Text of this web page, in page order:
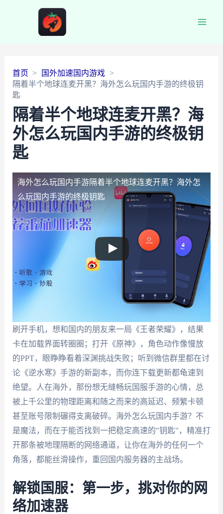
首页
国外加速国内游戏
隔着半个地球连麦开黑？海外怎么玩国内手游的终极钥
匙
隔着半个地球连麦开黑？海
外怎么玩国内手游的终极钥
匙
海外怎么玩国内手游隔着半个地球连麦开黑？海外怎
么玩国内手游的终极钥匙
刷开手机，想和国内的朋友来一局《王者荣耀》，结果
卡在加载界面转圈圈；打开《原神》，角色动作像慢放
的PPT，眼睁睁看着深渊挑战失败；听到微信群里都在讨
论《逆水寒》手游的新副本，而你连下载更新都龟速到
绝望。人在海外，那份想无缝畅玩国服手游的心情，总
被上千公里的物理距离和随之而来的高延迟、频繁卡顿
甚至账号限制碾得支离破碎。海外怎么玩国内手游？不
是魔法，而在于能否找到一把稳定高速的"钥匙"，精准打
开那条被地理隔断的网络通道，让你在海外的任何一个
角落，都能丝滑操作，重回国内服务器的主战场。
解锁国服：第一步，挑对你的网
络加速器